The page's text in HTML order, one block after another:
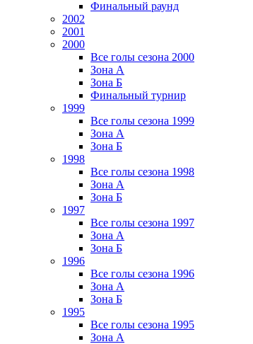
Финальный раунд
2002
2001
2000
Все голы сезона 2000
Зона А
Зона Б
Финальный турнир
1999
Все голы сезона 1999
Зона А
Зона Б
1998
Все голы сезона 1998
Зона А
Зона Б
1997
Все голы сезона 1997
Зона А
Зона Б
1996
Все голы сезона 1996
Зона А
Зона Б
1995
Все голы сезона 1995
Зона А